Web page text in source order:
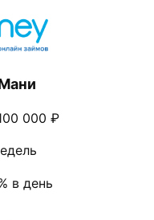
000 ₽
в день